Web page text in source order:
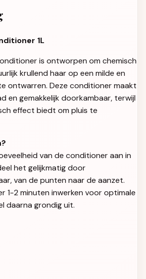
1L
is ontworpen om chemisch
krullend haar op een milde en
ontwarren. Deze conditioner maakt
en gemakkelijk doorkambaar, terwijl
effect biedt om pluis te
van de conditioner aan in
het gelijkmatig door
van de punten naar de aanzet.
1-2 minuten inwerken voor optimale
daarna grondig uit.